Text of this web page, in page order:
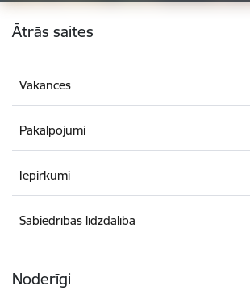
Kājene
Ātrās saites
Vakances
Pakalpojumi
Iepirkumi
Sabiedrības līdzdalība
Noderīgi